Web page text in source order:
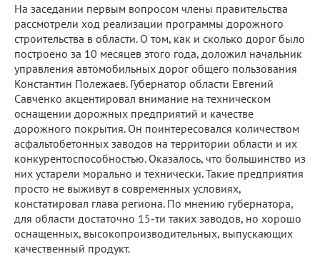
На заседании первым вопросом члены правительства
рассмотрели ход реализации программы дорожного
строительства в области. О том, как и сколько дорог было
построено за 10 месяцев этого года, доложил начальник
управления автомобильных дорог общего пользования
Константин Полежаев. Губернатор области Евгений
Савченко акцентировал внимание на техническом
оснащении дорожных предприятий и качестве
дорожного покрытия. Он поинтересовался количеством
асфальтобетонных заводов на территории области и их
конкурентоспособностью. Оказалось, что большинство из
них устарели морально и технически. Такие предприятия
просто не выживут в современных условиях,
констатировал глава региона. По мнению губернатора,
для области достаточно 15-ти таких заводов, но хорошо
оснащенных, высокопроизводительных, выпускающих
качественный продукт.